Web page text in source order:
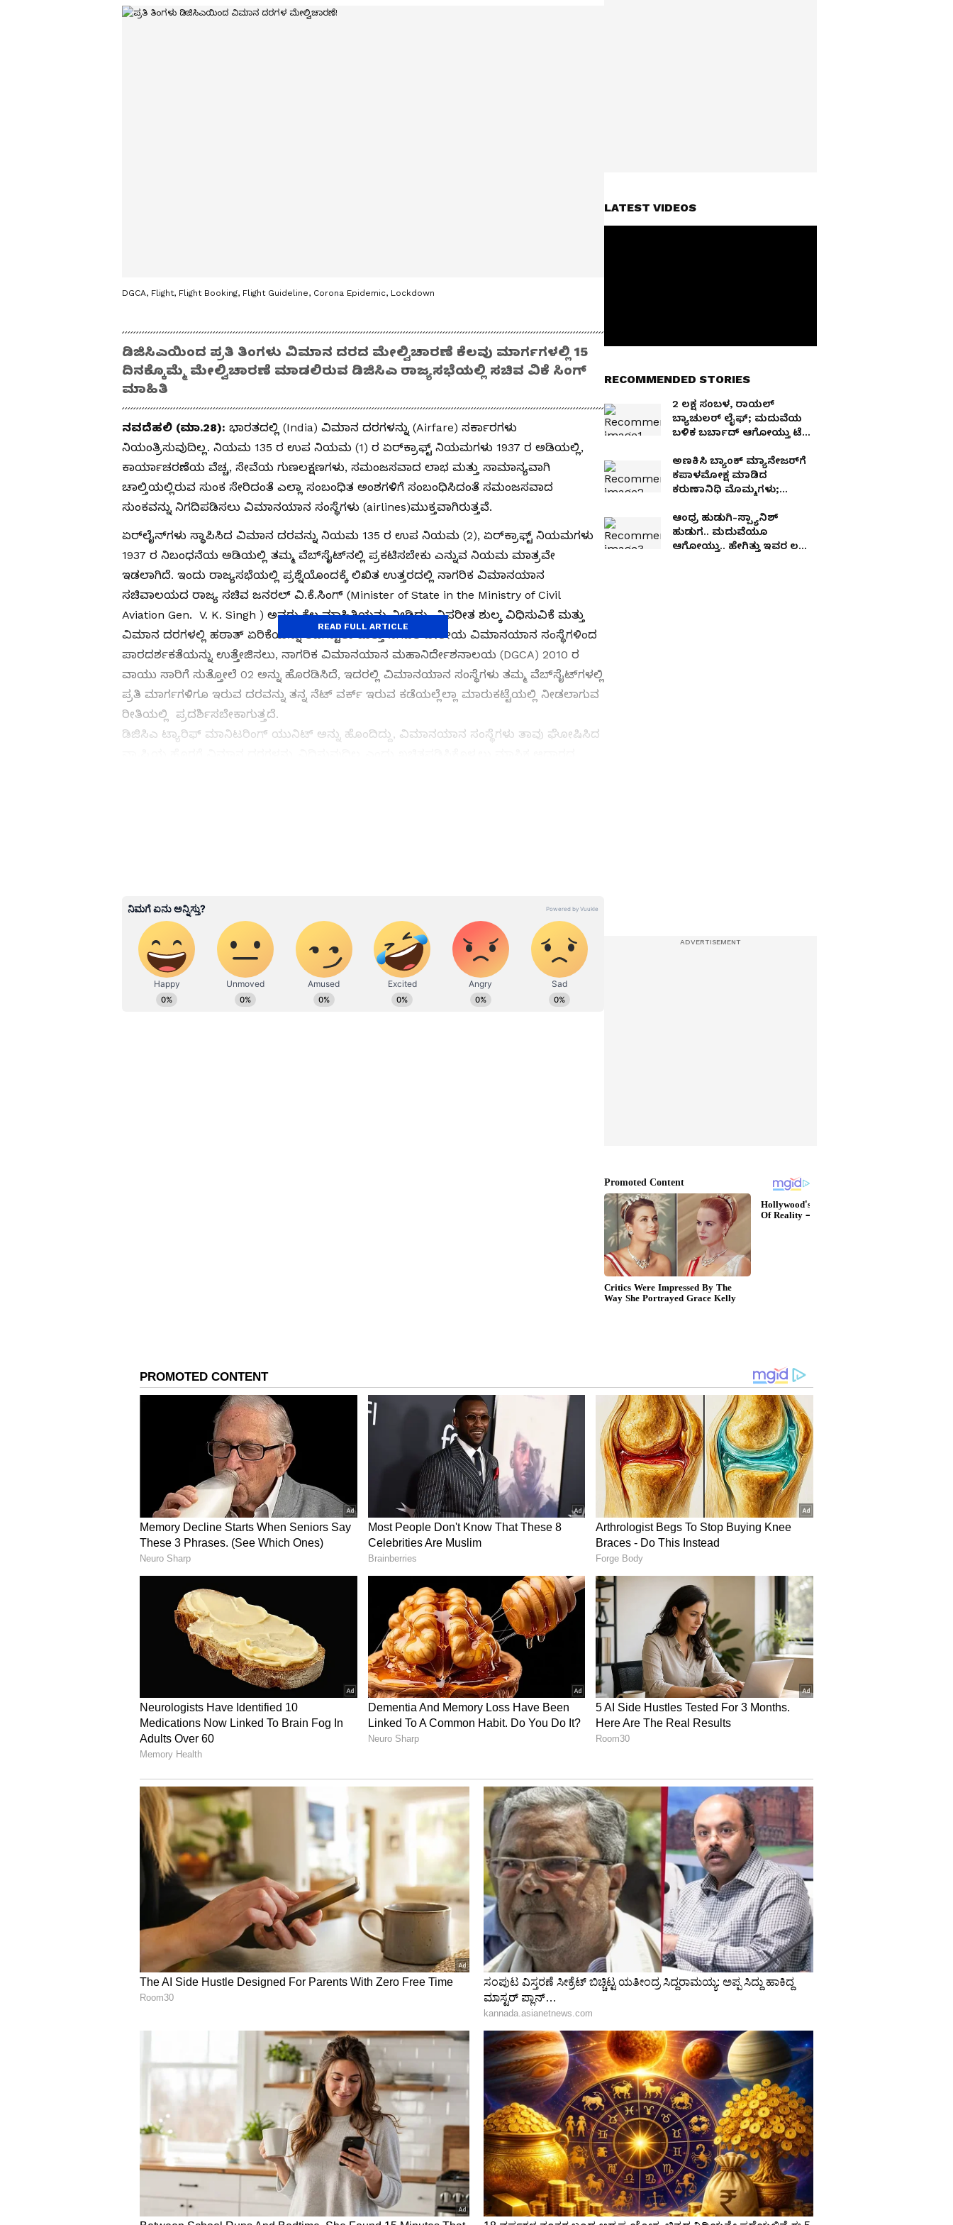
DGCA, Flight, Flight Booking, Flight Guideline, Corona Epidemic, Lockdown
ಡಿಜಿಸಿಎಯಿಂದ ಪ್ರತಿ ತಿಂಗಳು ವಿಮಾನ ದರದ ಮೇಲ್ವಿಚಾರಣೆ ಕೆಲವು ಮಾರ್ಗಗಳಲ್ಲಿ 15
ದಿನಕ್ಕೊಮ್ಮೆ ಮೇಲ್ವಿಚಾರಣೆ ಮಾಡಲಿರುವ ಡಿಜಿಸಿಎ ರಾಜ್ಯಸಭೆಯಲ್ಲಿ ಸಚಿವ ವಿಕೆ ಸಿಂಗ್
ಮಾಹಿತಿ
ನವದೆಹಲಿ (ಮಾ.28): ಭಾರತದಲ್ಲಿ (India) ವಿಮಾನ ದರಗಳನ್ನು (Airfare) ಸರ್ಕಾರಗಳು
ನಿಯಂತ್ರಿಸುವುದಿಲ್ಲ. ನಿಯಮ 135 ರ ಉಪ ನಿಯಮ (1) ರ ಏರ್‌ಕ್ರಾಫ್ಟ್ ನಿಯಮಗಳು 1937 ರ ಅಡಿಯಲ್ಲಿ,
ಕಾರ್ಯಾಚರಣೆಯ ವೆಚ್ಚ, ಸೇವೆಯ ಗುಣಲಕ್ಷಣಗಳು, ಸಮಂಜಸವಾದ ಲಾಭ ಮತ್ತು ಸಾಮಾನ್ಯವಾಗಿ
ಚಾಲ್ತಿಯಲ್ಲಿರುವ ಸುಂಕ ಸೇರಿದಂತೆ ಎಲ್ಲಾ ಸಂಬಂಧಿತ ಅಂಶಗಳಿಗೆ ಸಂಬಂಧಿಸಿದಂತೆ ಸಮಂಜಸವಾದ
ಸುಂಕವನ್ನು ನಿಗದಿಪಡಿಸಲು ವಿಮಾನಯಾನ ಸಂಸ್ಥೆಗಳು (airlines)ಮುಕ್ತವಾಗಿರುತ್ತವೆ.
ಏರ್‌ಲೈನ್‌ಗಳು ಸ್ಥಾಪಿಸಿದ ವಿಮಾನ ದರವನ್ನು ನಿಯಮ 135 ರ ಉಪ ನಿಯಮ (2), ಏರ್‌ಕ್ರಾಫ್ಟ್ ನಿಯಮಗಳು
1937 ರ ನಿಬಂಧನೆಯ ಅಡಿಯಲ್ಲಿ ತಮ್ಮ ವೆಬ್‌ಸೈಟ್‌ನಲ್ಲಿ ಪ್ರಕಟಿಸಬೇಕು ಎನ್ನುವ ನಿಯಮ ಮಾತ್ರವೇ
ಇಡಲಾಗಿದೆ. ಇಂದು ರಾಜ್ಯಸಭೆಯಲ್ಲಿ ಪ್ರಶ್ನೆಯೊಂದಕ್ಕೆ ಲಿಖಿತ ಉತ್ತರದಲ್ಲಿ ನಾಗರಿಕ ವಿಮಾನಯಾನ
ಸಚಿವಾಲಯದ ರಾಜ್ಯ ಸಚಿವ ಜನರಲ್ ವಿ.ಕೆ.ಸಿಂಗ್ (Minister of State in the Ministry of Civil
Aviation Gen. V. K. Singh ) ಅವರು ಕೆಲ ಮಾಹಿತಿಯನ್ನು ನೀಡಿದ್ದು, ವಿಪರೀತ ಶುಲ್ಕ ವಿಧಿಸುವಿಕೆ ಮತ್ತು
ವಿಮಾನ ದರಗಳಲ್ಲಿ ಹಠಾತ್ ಏರಿಕೆಯನ್ನು ತಡೆಗಟ್ಟಲು ಮತ್ತು ನಿಗದಿತ ದೇಶೀಯ ವಿಮಾನಯಾನ ಸಂಸ್ಥೆಗಳಿಂದ
ಪಾರದರ್ಶಕತೆಯನ್ನು ಉತ್ತೇಜಿಸಲು, ನಾಗರಿಕ ವಿಮಾನಯಾನ ಮಹಾನಿರ್ದೇಶನಾಲಯ (DGCA) 2010 ರ
ವಾಯು ಸಾರಿಗೆ ಸುತ್ತೋಲೆ 02 ಅನ್ನು ಹೊರಡಿಸಿದೆ, ಇದರಲ್ಲಿ ವಿಮಾನಯಾನ ಸಂಸ್ಥೆಗಳು ತಮ್ಮ ವೆಬ್‌ಸೈಟ್‌ಗಳಲ್ಲಿ
ಪ್ರತಿ ಮಾರ್ಗಗಳಿಗೂ ಇರುವ ದರವನ್ನು ತನ್ನ ನೆಟ್ ವರ್ಕ್ ಇರುವ ಕಡೆಯಲ್ಲೆಲ್ಲಾ ಮಾರುಕಟ್ಟೆಯಲ್ಲಿ ನೀಡಲಾಗುವ
ರೀತಿಯಲ್ಲಿ ಪ್ರದರ್ಶಿಸಬೇಕಾಗುತ್ತದೆ.
ಡಿಜಿಸಿಎ ಟ್ಯಾರಿಫ್ ಮಾನಿಟರಿಂಗ್ ಯುನಿಟ್ ಅನ್ನು ಹೊಂದಿದ್ದು, ವಿಮಾನಯಾನ ಸಂಸ್ಥೆಗಳು ತಾವು ಘೋಷಿಸಿದ
ಅಂತಾರಾಷ್ಟ್ರೀಯ ವಿಮಾನ ಸಂಚಾರ ನಿರ್ಬಂಧ ಮತ್ತೆ ವಿಸ್ತರಣೆ!
ಕಳೆದ ಎರಡು ವರ್ಷಗಳಲ್ಲಿ, ಕೋವಿಡ್-19 ಸಾಂಕ್ರಾಮಿಕವು ವಾಯುಯಾನ ಕ್ಷೇತ್ರ ಸೇರಿದಂತೆ ವ್ಯವಹಾರಗಳ
ಆದಾಯದ ಹರಿವಿನ ಮೇಲೆ ಪ್ರತಿಕೂಲ ಪರಿಣಾಮ ಬೀರಿದೆ. ಸಾಮಾನ್ಯ ಸಂದರ್ಭಗಳಲ್ಲಿ, ವಿಮಾನ ದರಗಳನ್ನು
ಸರ್ಕಾರವು ನೀಡುವುದಿಲ್ಲ ಅಥವಾ ನಿಯಂತ್ರಿಸುವುದಿಲ್ಲ. ಆದಾಗ್ಯೂ, ಕೆಲವೊಂದು ಸಂದರ್ಭಗಳಿಂದಾಗಿ, ವಿಶೇಷ
ಕ್ರಮವಾಗಿ ಮೇಲಿನ ಮತ್ತು ಕಡಿಮೆ ಮಿತಿಗಳನ್ನು ಹೊಂದಿರುವ ಶುಲ್ಕ ಮಿತಿಯನ್ನು ಸರ್ಕಾರವು ಪರಿಚಯಿಸಿತು.
ಚಾಲ್ತಿಯಲ್ಲಿರುವ ಕೋವಿಡ್-119 ಪರಿಸ್ಥಿತಿ, ಕಾರ್ಯಾಚರಣೆಗಳ ಸ್ಥಿತಿ ಮತ್ತು ವಿಮಾನ ಪ್ರಯಾಣಕ್ಕಾಗಿ
ಪ್ರಯಾಣಿಕರ ಬೇಡಿಕೆಗೆ ಒಳಪಟ್ಟಿರುತ್ತದೆ.
READ FULL ARTICLE
ABOUT THE AUTHOR
SN Suvarna News
LATEST VIDEOS
RECOMMENDED STORIES
2 ಲಕ್ಷ ಸಂಬಳ, ರಾಯಲ್
ಬ್ಯಾಚುಲರ್ ಲೈಫ್; ಮದುವೆಯ
ಬಳಿಕ ಬರ್ಬಾದ್ ಆಗೋಯ್ತು ಟೆಕ್ಕಿ
ಅಣಕಿಸಿ ಬ್ಯಾಂಕ್ ಮ್ಯಾನೇಜರ್‌ಗೆ
ಕಪಾಳಮೋಕ್ಷ ಮಾಡಿದ
ಕರುಣಾನಿಧಿ ಮೊಮ್ಮಗಳು;
ಆಂಧ್ರ ಹುಡುಗಿ-ಸ್ಪ್ಯಾನಿಶ್
ಹುಡುಗ.. ಮದುವೆಯೂ
ಆಗೋಯ್ತು.. ಹೇಗಿತ್ತು ಇವರ ಲವ್